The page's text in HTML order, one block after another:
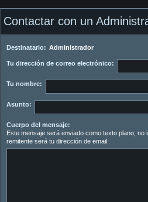
Contactar con un
Destinatario: Administrador
Tu dirección de correo electrónico:
Tu nombre:
Asunto:
Cuerpo del mensaje:
Este mensaje será enviado como texto plano,
remitente será tu dirección de email.